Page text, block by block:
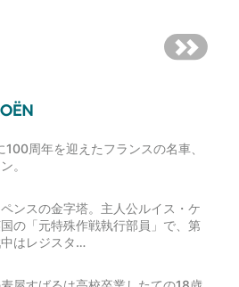
100周年を迎えたフランスの名車、
。
ンスの金字塔。主人公ルイス・ケ
の「元特殊作戦執行部員」で、第
はレジスタ…